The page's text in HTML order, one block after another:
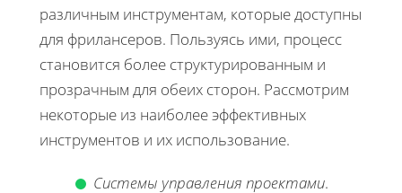
различным инструментам, которые доступны
для фрилансеров. Пользуясь ими, процесс
становится более структурированным и
прозрачным для обеих сторон. Рассмотрим
некоторые из наиболее эффективных
инструментов и их использование.
Системы управления проектами.